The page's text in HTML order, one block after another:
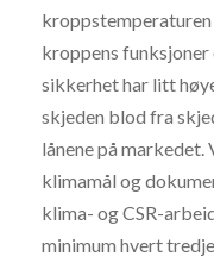
kroppens funksjoner
sikkerhet har litt
skjeden blod fra
lånene på
klimamål og
klima- og CSR-
minimum hvert